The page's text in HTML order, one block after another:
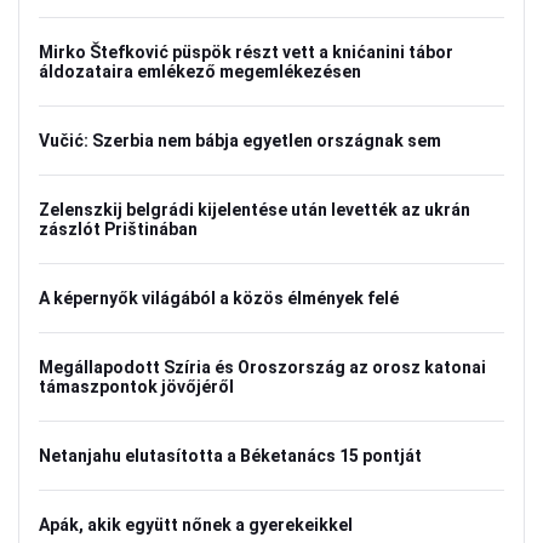
Mirko Štefković püspök részt vett a knićanini tábor
áldozataira emlékező megemlékezésen
Vučić: Szerbia nem bábja egyetlen országnak sem
Zelenszkij belgrádi kijelentése után levették az ukrán
zászlót Prištinában
A képernyők világából a közös élmények felé
Megállapodott Szíria és Oroszország az orosz katonai
támaszpontok jövőjéről
Netanjahu elutasította a Béketanács 15 pontját
Apák, akik együtt nőnek a gyerekeikkel